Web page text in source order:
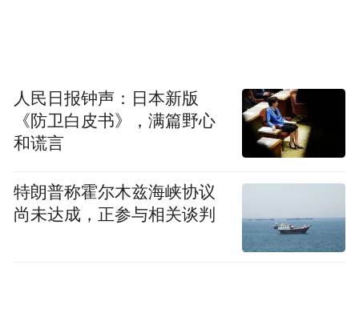
人民日报钟声：日本新版
《防卫白皮书》，满篇野心
和谎言
特朗普称霍尔木兹海峡协议
尚未达成，正参与相关谈判